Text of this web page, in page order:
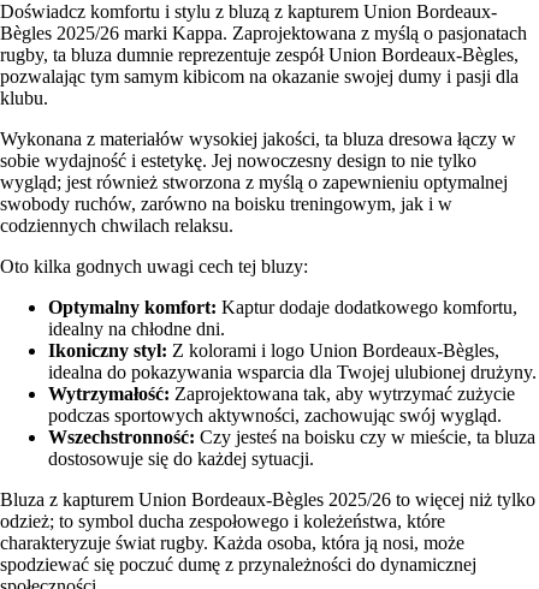
Doświadcz komfortu i stylu z bluzą z kapturem Union Bordeaux-
Bègles 2025/26 marki Kappa. Zaprojektowana z myślą o pasjonatach
rugby, ta bluza dumnie reprezentuje zespół Union Bordeaux-Bègles,
pozwalając tym samym kibicom na okazanie swojej dumy i pasji dla
klubu.
Wykonana z materiałów wysokiej jakości, ta bluza dresowa łączy w
sobie wydajność i estetykę. Jej nowoczesny design to nie tylko
wygląd; jest również stworzona z myślą o zapewnieniu optymalnej
swobody ruchów, zarówno na boisku treningowym, jak i w
codziennych chwilach relaksu.
Oto kilka godnych uwagi cech tej bluzy:
Optymalny komfort: Kaptur dodaje dodatkowego komfortu,
idealny na chłodne dni.
Ikoniczny styl: Z kolorami i logo Union Bordeaux-Bègles,
idealna do pokazywania wsparcia dla Twojej ulubionej drużyny.
Wytrzymałość: Zaprojektowana tak, aby wytrzymać zużycie
podczas sportowych aktywności, zachowując swój wygląd.
Wszechstronność: Czy jesteś na boisku czy w mieście, ta bluza
dostosowuje się do każdej sytuacji.
Bluza z kapturem Union Bordeaux-Bègles 2025/26 to więcej niż tylko
odzież; to symbol ducha zespołowego i koleżeństwa, które
charakteryzuje świat rugby. Każda osoba, która ją nosi, może
spodziewać się poczuć dumę z przynależności do dynamicznej